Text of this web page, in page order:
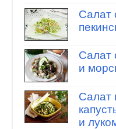
Салат
Салат
и
Салат
и